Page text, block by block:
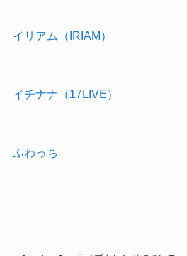
イリアム（IRIAM）
イチナナ（17LIVE）
ふわっち